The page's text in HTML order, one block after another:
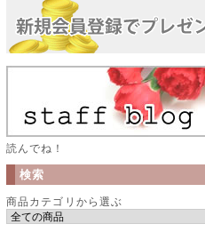
読んでね！
検索
商品カテゴリから選ぶ